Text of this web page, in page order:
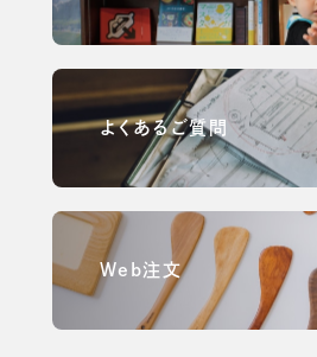
よくあるご質問
Web注文